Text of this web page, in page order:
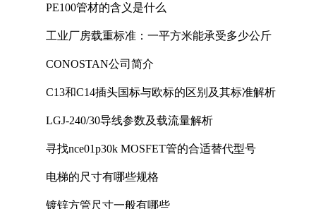
PE100管材的含义是什么
工业厂房载重标准：一平方米能承受多少公斤
CONOSTAN公司简介
C13和C14插头国标与欧标的区别及其标准解析
LGJ-240/30导线参数及载流量解析
寻找nce01p30k MOSFET管的合适替代型号
电梯的尺寸有哪些规格
镀锌方管尺寸一般有哪些